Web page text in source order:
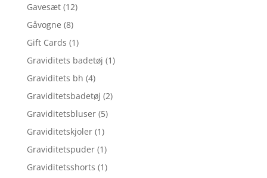
Gavesæt (12)
Gåvogne (8)
Gift Cards (1)
Graviditets badetøj (1)
Graviditets bh (4)
Graviditetsbadetøj (2)
Graviditetsbluser (5)
Graviditetskjoler (1)
Graviditetspuder (1)
Graviditetsshorts (1)